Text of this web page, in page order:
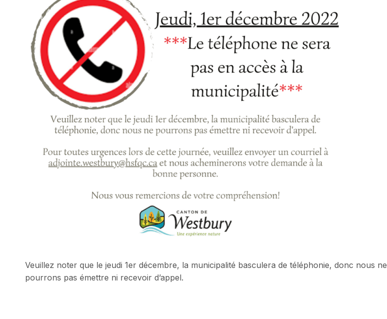
Veuillez noter que le jeudi 1er décembre, la municipalité basculera de téléphonie, donc nous ne
pourrons pas émettre ni recevoir d’appel.
RECHERCHE